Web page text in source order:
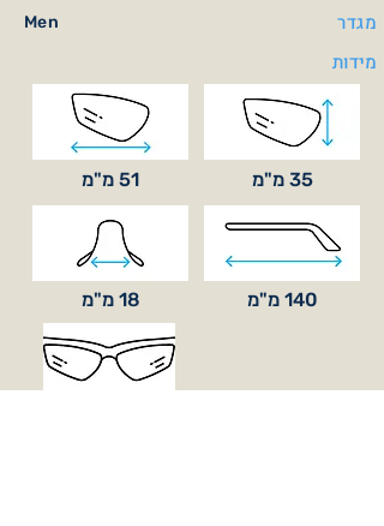
Men
מגדר
מידות
51 מ"מ 35 מ"מ
18 מ"מ 140 מ"מ